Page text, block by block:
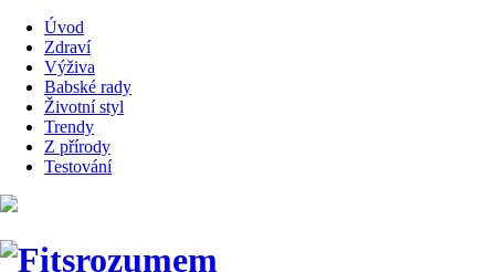
Úvod
Zdraví
Výživa
Babské rady
Životní styl
Trendy
Z přírody
Testování